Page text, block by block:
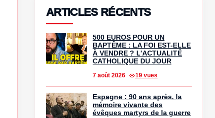
ARTICLES RÉCENTS
500 EUROS POUR UN
BAPTÊME : LA FOI EST-ELLE
À VENDRE ? L’ACTUALITÉ
CATHOLIQUE DU JOUR
7 août 2026 19 vues
Espagne : 90 ans après, la
mémoire vivante des
évêques martyrs de la guerre